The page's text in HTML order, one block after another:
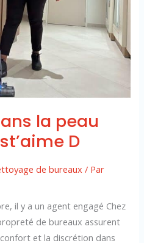
la peau
D
de bureaux / Par
il y a un agent engagé Chez
de bureaux assurent
et la discrétion dans